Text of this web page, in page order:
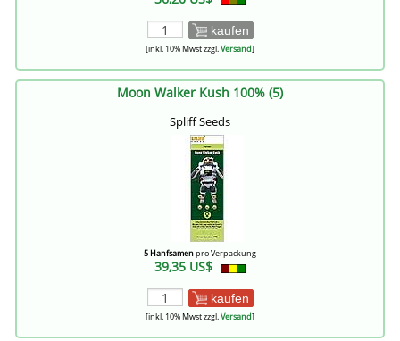
kaufen
[inkl. 10% Mwst zzgl.Versand]
Moon Walker Kush 100% (5)
Spliff Seeds
5 Hanfsamenpro Verpackung
39,35 US$
kaufen
[inkl. 10% Mwst zzgl.Versand]